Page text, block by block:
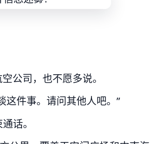
公司，也不愿多说。
这件事。请问其他人吧。”
话。